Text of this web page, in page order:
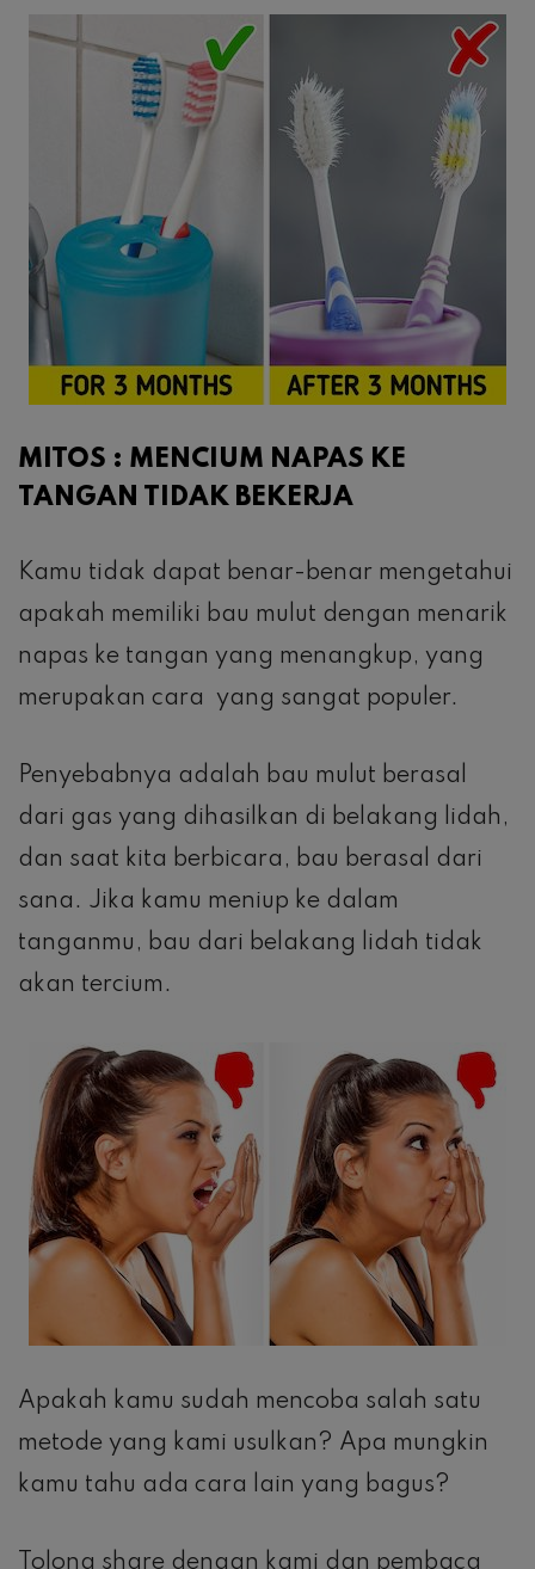
MITOS : MENCIUM NAPAS KE
TANGAN TIDAK BEKERJA
Kamu tidak dapat benar-benar mengetahui
apakah memiliki bau mulut dengan menarik
napas ke tangan yang menangkup, yang
merupakan cara yang sangat populer.
Penyebabnya adalah bau mulut berasal
dari gas yang dihasilkan di belakang lidah,
dan saat kita berbicara, bau berasal dari
sana. Jika kamu meniup ke dalam
tanganmu, bau dari belakang lidah tidak
akan tercium.
Apakah kamu sudah mencoba salah satu
metode yang kami usulkan? Apa mungkin
kamu tahu ada cara lain yang bagus?
Tolong share dengan kami dan pembaca